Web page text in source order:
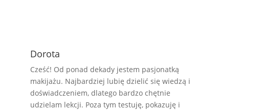
Dorota
Cześć! Od ponad dekady jestem pasjonatką
makijażu. Najbardziej lubię dzielić się wiedzą i
doświadczeniem, dlatego bardzo chętnie
udzielam lekcji. Poza tym testuję, pokazuję i